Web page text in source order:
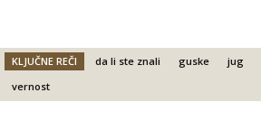
KLJUČNE REČI da li ste znali guske jug
vernost